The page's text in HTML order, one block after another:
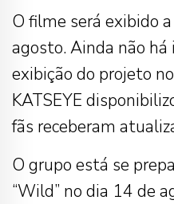
O filme será exibido
agosto. Ainda não há
exibição do projeto
KATSEYE
fãs receberam
O grupo está se
“Wild” no dia 14 de